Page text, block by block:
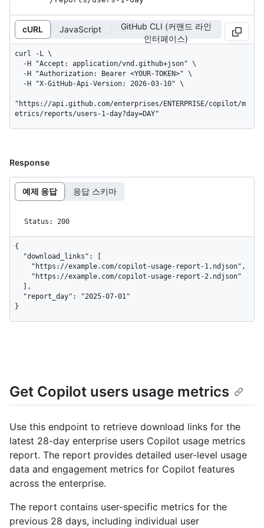
cURL JavaScript
GitHub CLI (커맨드 라인
인터페이스)
curl -L \
"https://api.github.com/enterprises/ENTERPRISE/copilot/m
etrics/reports/users-1-day?day=DAY"
Response
예제 응답 응답 스키마
Status: 200
{
}
Get Copilot users usage metrics
Use this endpoint to retrieve download links for the
latest 28-day enterprise users Copilot usage metrics
report. The report provides detailed user-level usage
data and engagement metrics for Copilot features
across the enterprise.
The report contains user-specific metrics for the
previous 28 days, including individual user